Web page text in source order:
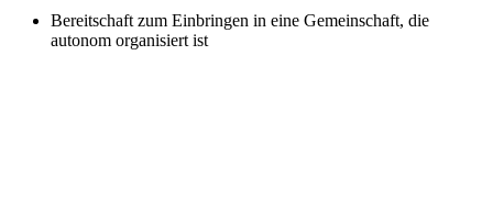
Bereitschaft zum Einbringen in eine Gemeinschaft, die
autonom organisiert ist